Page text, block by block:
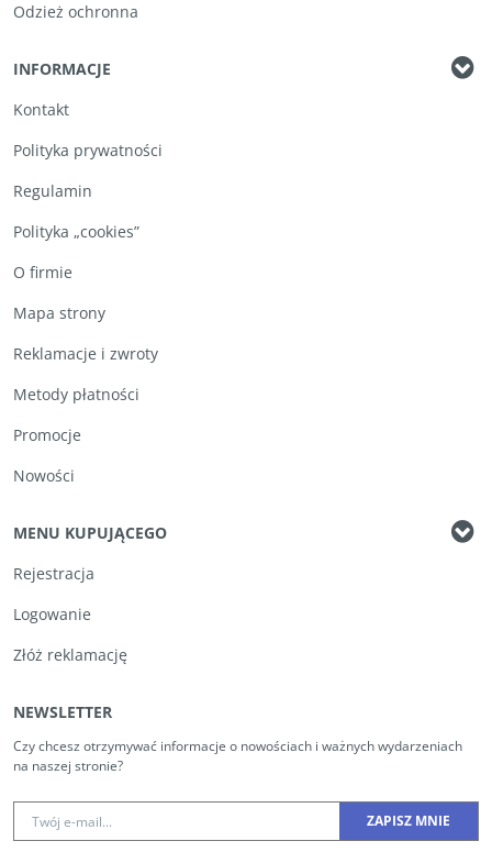
Odzież ochronna
INFORMACJE
Kontakt
Polityka prywatności
Regulamin
Polityka „cookies”
O firmie
Mapa strony
Reklamacje i zwroty
Metody płatności
Promocje
Nowości
MENU KUPUJĄCEGO
Rejestracja
Logowanie
Złóż reklamację
NEWSLETTER
Czy chcesz otrzymywać informacje o nowościach i ważnych wydarzeniach
na naszej stronie?